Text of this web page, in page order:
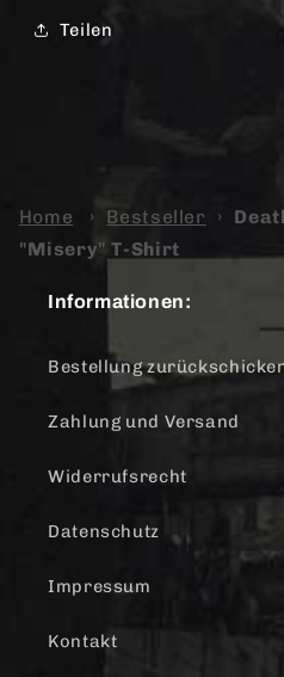
Teilen
Home › Bestseller ›
"Misery" T-Shirt
Informationen:
Bestellung
Zahlung und Versand
Widerrufsrecht
Datenschutz
Impressum
Kontakt